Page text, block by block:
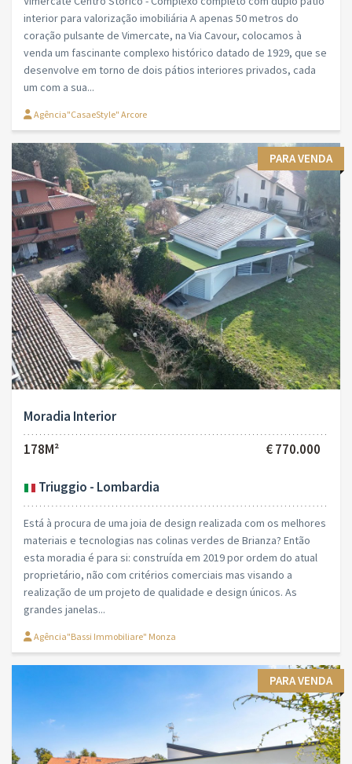
interior para valorização imobiliária A apenas 50 metros do
coração pulsante de Vimercate, na Via Cavour, colocamos à
venda um fascinante complexo histórico datado de 1929, que se
desenvolve em torno de dois pátios interiores privados, cada
um com a sua...
Agência"CasaeStyle" Arcore
PARA VENDA
Moradia Interior
178M²
€ 770.000
Triuggio - Lombardia
Está à procura de uma joia de design realizada com os melhores
materiais e tecnologias nas colinas verdes de Brianza? Então
esta moradia é para si: construída em 2019 por ordem do atual
proprietário, não com critérios comerciais mas visando a
realização de um projeto de qualidade e design únicos. As
grandes janelas...
Agência"Bassi Immobiliare" Monza
PARA VENDA